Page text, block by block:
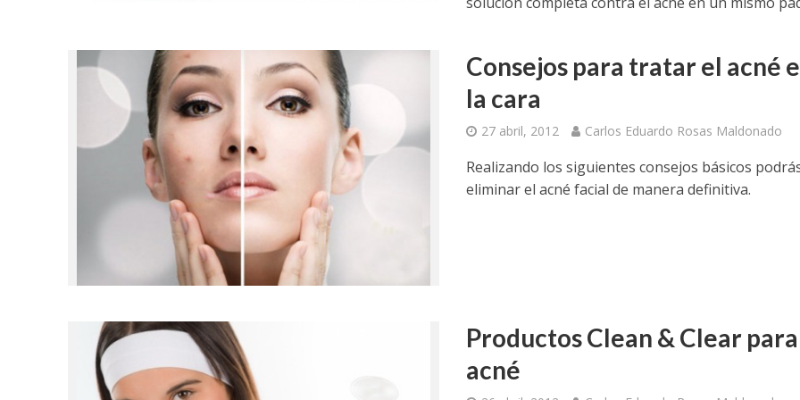
Consejos para tratar el acné
la cara
27 abril, 2012 Carlos Eduardo Rosas Maldonado
Realizando los siguientes consejos básicos
eliminar el acné facial de manera definitiva.
Productos Clean & Clear
acné